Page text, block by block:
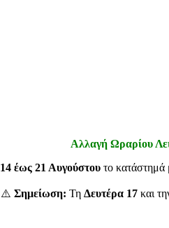
Αλλαγή Ωραρίου
14 έως 21 Αυγούστου το κατάστημά
⚠️ Σημείωση: Τη Δευτέρα 17 και